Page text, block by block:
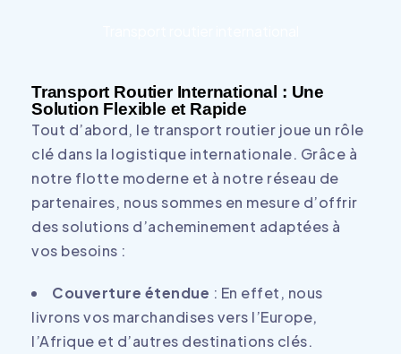
Transport Routier International : Une
Solution Flexible et Rapide
Tout d’abord, le transport routier joue un rôle
clé dans la logistique internationale. Grâce à
notre flotte moderne et à notre réseau de
partenaires, nous sommes en mesure d’offrir
des solutions d’acheminement adaptées à
vos besoins :
Couverture étendue : En effet, nous
livrons vos marchandises vers l’Europe,
l’Afrique et d’autres destinations clés.